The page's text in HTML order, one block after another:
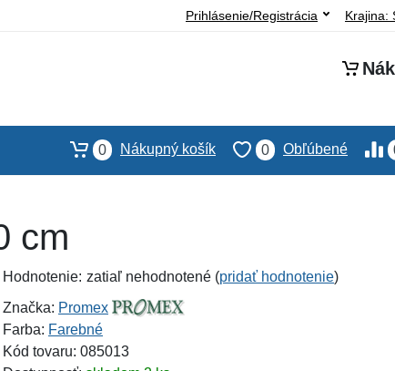
Krajina:
Prihlásenie/Registrácia
0 Obľúbené
0 Nákupný košík
cm
Hodnotenie: zatiaľ nehodnotené (pridať hodnotenie)
Značka: Promex
Farba: Farebné
Kód tovaru: 085013